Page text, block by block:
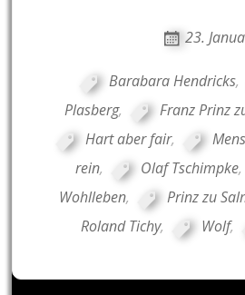
23.
Barabara Hendricks,
Plasberg, Franz Prinz
Hart aber fair,
rein, Olaf Tschimpke,
Wohlleben, Prinz zu
Roland Tichy, Wolf,